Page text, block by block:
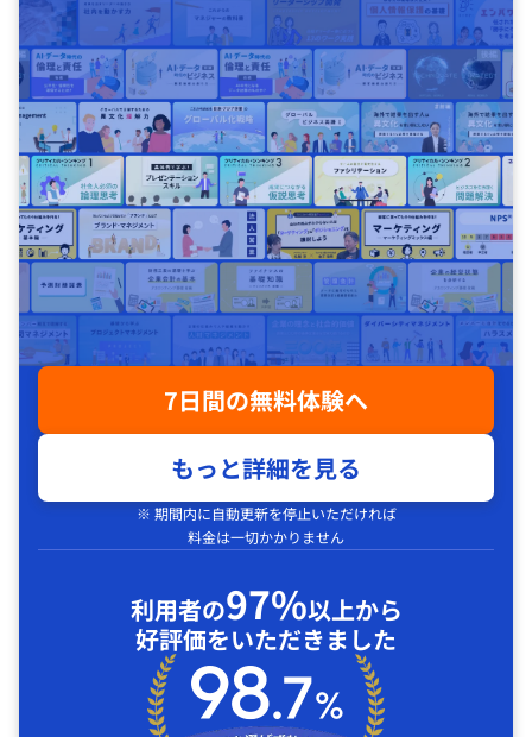
7日間の無料体験へ
もっと詳細を見る
※ 期間内に自動更新を停止いただければ
料金は一切かかりません
利用者の97%以上から
好評価をいただきました